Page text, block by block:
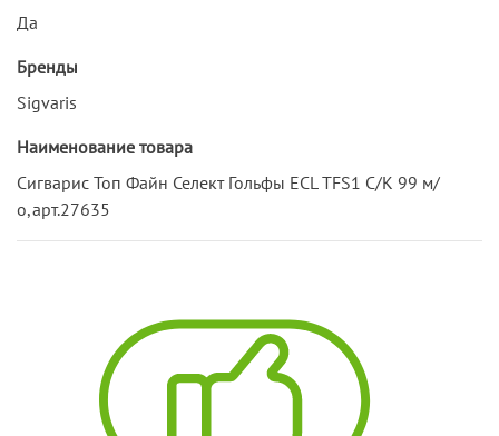
Да
Бренды
Sigvaris
Наименование товара
Сигварис Топ Файн Селект Гольфы ECL TFS1 С/К 99 м/
о,арт.27635